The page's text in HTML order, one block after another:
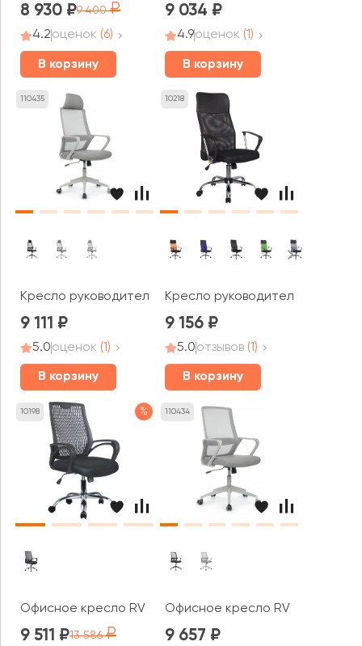
8 930 9 400
4.2оценок (6)
В корзину
9 034
4.9оценок (1)
В корзину
110435
Кресло руководителя RV ЧЕЙР Поинт / Point (8325H)
9 111
5.0оценок (1)
В корзину
10218
Кресло руководителя RV ЧЕЙР
9 156
5.0отзывов (1)
В корзину
10198 %
Офисное кресло RV ЧЕЙР Старт / Start (8081E)
9 511 13 586
110434
Офисное кресло RV ЧЕЙР
9 657